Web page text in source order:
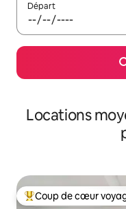
Départ
Locations
Coups de cœur
Coup de cœur